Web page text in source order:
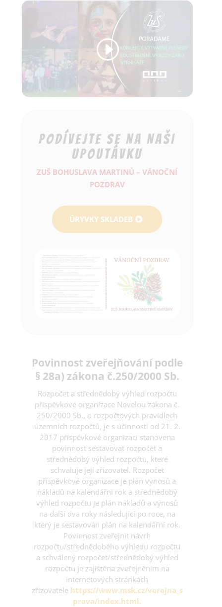
PODÍVEJTE SE NA NAŠI
UPOUTÁVKU
ZUŠ BOHUSLAVA MARTINŮ – VÁNOČNÍ
POZDRAV
ÚRYVKY SKLADEB
Povinnost zveřejňování podle
§ 28a) zákona č.250/2000 Sb.
Rozpočet a střednědobý výhled rozpočtu
příspěvkové organizace Novelou zákona č.
250/2000 Sb., o rozpočtových pravidlech
územních rozpočtů, je s účinností od 21. 2.
2017 příspěvkové organizaci stanovena
povinnost sestavovat rozpočet a
střednědobý výhled rozpočtu, které
schvaluje její zřizovatel. Rozpočet
příspěvkové organizace je plán výnosů a
nákladů na kalendářní rok a střednědobý
výhled rozpočtu je plán nákladů a výnosů
na další dva roky následující po roce, na
který je sestavován plán na kalendářní rok.
Povinnost zveřejnit návrh
rozpočtu/střednědobého výhledu rozpočtu
a schválený rozpočet/střednědobý výhled
rozpočtu je zajištěna zveřejněním na
internetových stránkách
zřizovatele https://www.msk.cz/verejna_s
prava/index.html.